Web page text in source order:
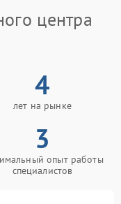
центра
4
лет на рынке
3
опыт работы
специалистов